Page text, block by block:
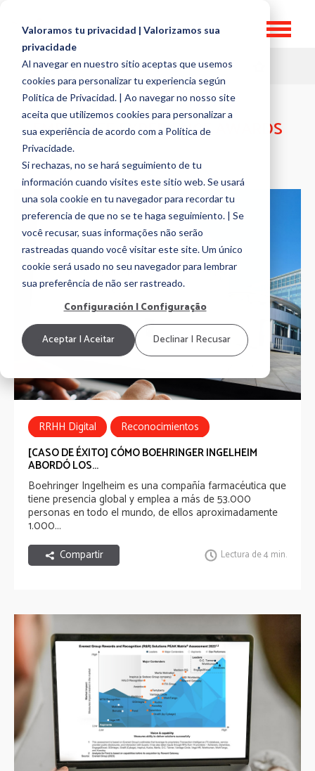
Valoramos tu privacidad | Valorizamos sua
privacidade
Al navegar en nuestro sitio aceptas que usemos
cookies para personalizar tu experiencia según
Politica de Privacidad. | Ao navegar no nosso site
aceita que utilizemos cookies para personalizar a
sua experiência de acordo com a Política de
Privacidade.
Si rechazas, no se hará seguimiento de tu
información cuando visites este sitio web. Se usará
una sola cookie en tu navegador para recordar tu
preferencia de que no se te haga seguimiento. | Se
você recusar, suas informações não serão
rastreadas quando você visitar este site. Um único
cookie será usado no seu navegador para lembrar
sua preferência de não ser rastreado.
Configuración | Configuração
Aceptar | Aceitar Declinar | Recusar
HR TOPICS
EMPLOYEE EXPERIENCE AWARDS
RRHH Digital
Reconocimientos
Casos de Éxito
Employee Experience
Employee Experience Awards
RRHH
[CASO DE ÉXITO] CÓMO BOEHRINGER INGELHEIM
ABORDÓ LOS...
Boehringer Ingelheim es una compañía farmacéutica que
tiene presencia global y emplea a más de 53.000
personas en todo el mundo, de ellos aproximadamente
1.000...
Compartir
Lectura de 4 min.